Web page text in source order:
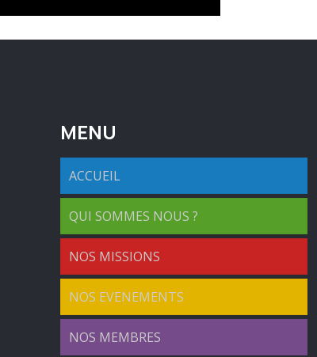
MENU
ACCUEIL
QUI SOMMES NOUS ?
NOS MISSIONS
NOS EVENEMENTS
NOS MEMBRES